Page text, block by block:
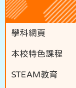
學科網頁
本校特色課程
STEAM教育